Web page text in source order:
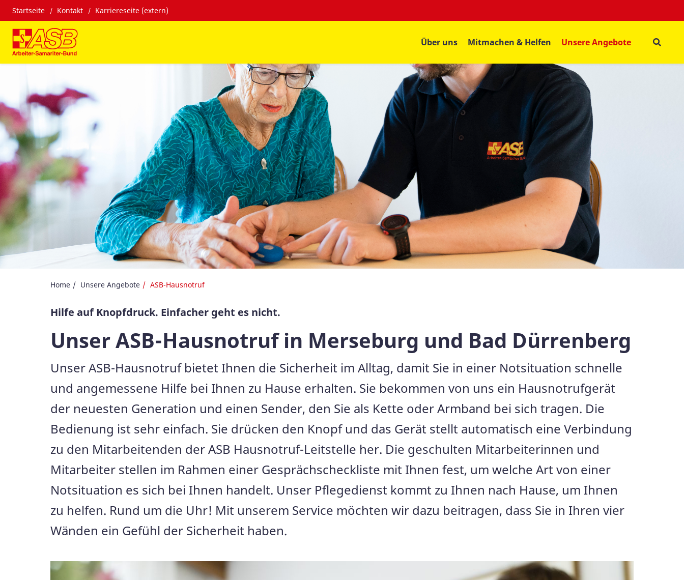
Startseite Kontakt Karriereseite (extern)
Über uns Mitmachen & Helfen Unsere Angebote
Home Unsere Angebote ASB-Hausnotruf
Hilfe auf Knopfdruck. Einfacher geht es nicht.
Unser ASB-Hausnotruf in Merseburg und Bad Dürrenberg
Unser ASB-Hausnotruf bietet Ihnen die Sicherheit im Alltag, damit Sie in einer Notsituation schnelle
und angemessene Hilfe bei Ihnen zu Hause erhalten. Sie bekommen von uns ein Hausnotrufgerät
der neuesten Generation und einen Sender, den Sie als Kette oder Armband bei sich tragen. Die
Bedienung ist sehr einfach. Sie drücken den Knopf und das Gerät stellt automatisch eine Verbindung
zu den Mitarbeitenden der ASB Hausnotruf-Leitstelle her. Die geschulten Mitarbeiterinnen und
Mitarbeiter stellen im Rahmen einer Gesprächscheckliste mit Ihnen fest, um welche Art von einer
Notsituation es sich bei Ihnen handelt. Unser Pflegedienst kommt zu Ihnen nach Hause, um Ihnen
zu helfen. Rund um die Uhr! Mit unserem Service möchten wir dazu beitragen, dass Sie in Ihren vier
Wänden ein Gefühl der Sicherheit haben.